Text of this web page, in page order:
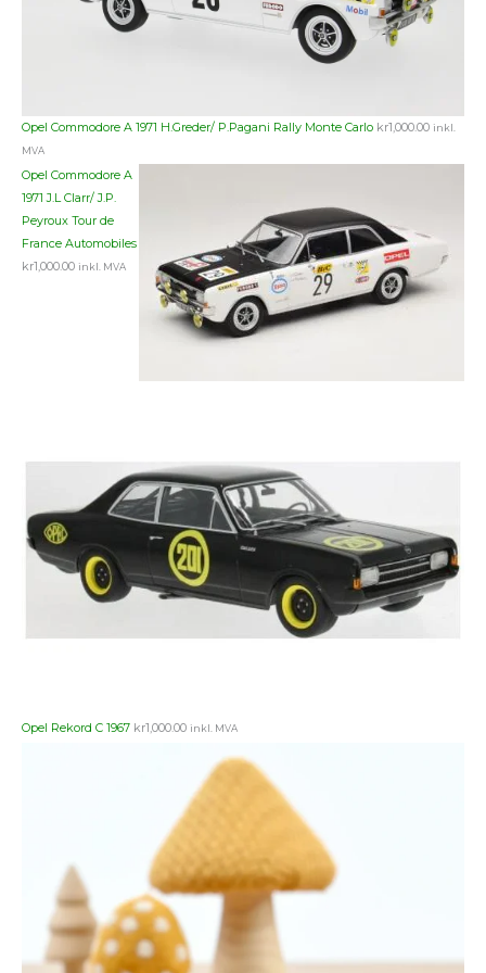
Opel Commodore A 1971 H.Greder/ P.Pagani Rally Monte Carlo kr1,000.00 inkl.
MVA
Opel Commodore A
1971 J.L Clarr/ J.P.
Peyroux Tour de
France Automobiles
kr1,000.00 inkl. MVA
Opel Rekord C 1967 kr1,000.00 inkl. MVA